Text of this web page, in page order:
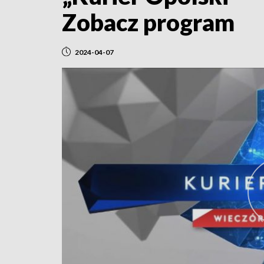
Zobacz program
2024-04-07